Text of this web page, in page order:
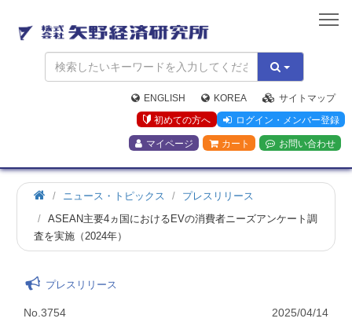
矢
野
経
済
研
究
所
ENGLISH KOREA
サイトマップ
初めての方へ
ログイン・メンバー登録
マイページ カート お問い合わせ
ニュース・トピックス
プレスリリース
ASEAN主要4ヵ国におけるEVの消費者ニーズアンケート調
査を実施（2024年）
プレスリリース
No.3754 2025/04/14